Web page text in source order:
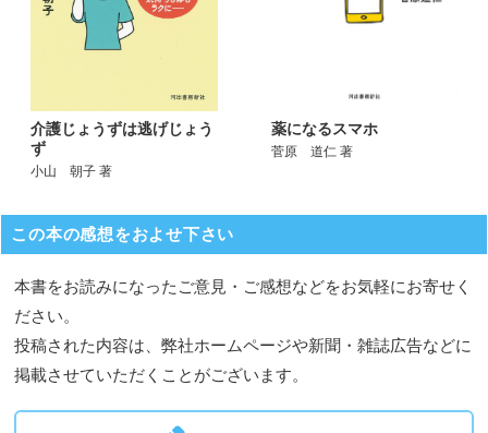
介護じょうずは逃げじょう
ず
小山 朝子 著
薬になるスマホ
菅原 道仁 著
この本の感想をおよせ下さい
本書をお読みになったご意見・ご感想などをお気軽にお寄せく
ださい。
投稿された内容は、弊社ホームページや新聞・雑誌広告などに
掲載させていただくことがございます。